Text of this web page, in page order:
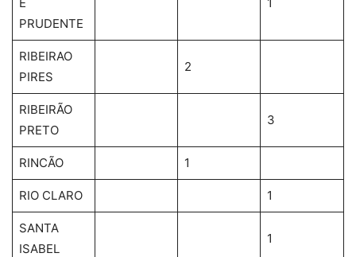
PRUDENTE
RIBEIRAO
PIRES
2
RIBEIRÃO
PRETO
3
RINCÃO 1
RIO CLARO 1
SANTA
ISABEL
1